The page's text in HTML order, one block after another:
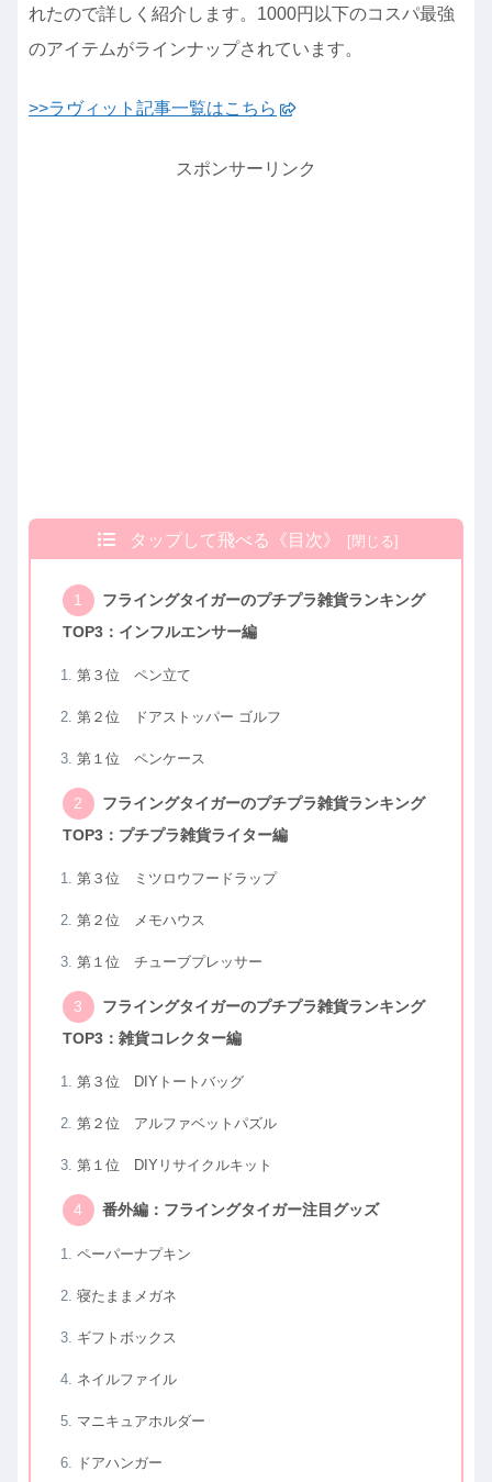
れたので詳しく紹介します。1000円以下のコスパ最強
のアイテムがラインナップされています。
>>ラヴィット記事一覧はこちら
スポンサーリンク
タップして飛べる《目次》
フライングタイガーのプチプラ雑貨ランキング
TOP3：インフルエンサー編
第３位 ペン立て
第２位 ドアストッパー ゴルフ
第１位 ペンケース
フライングタイガーのプチプラ雑貨ランキング
TOP3：プチプラ雑貨ライター編
第３位 ミツロウフードラップ
第２位 メモハウス
第１位 チューブプレッサー
フライングタイガーのプチプラ雑貨ランキング
TOP3：雑貨コレクター編
第３位 DIYトートバッグ
第２位 アルファベットパズル
第１位 DIYリサイクルキット
番外編：フライングタイガー注目グッズ
ペーパーナプキン
寝たままメガネ
ギフトボックス
ネイルファイル
マニキュアホルダー
ドアハンガー